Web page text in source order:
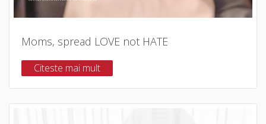
Moms, spread LOVE not HATE
Citeste mai mult